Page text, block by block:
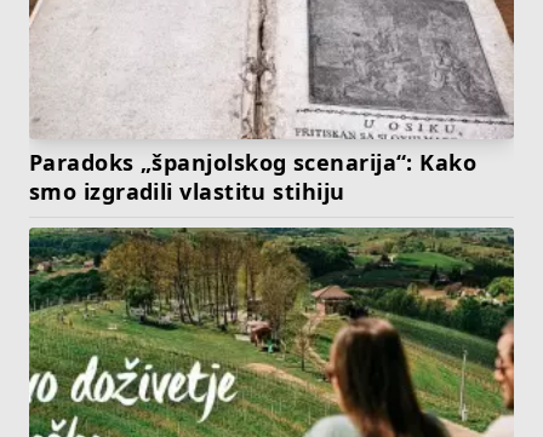
Paradoks „španjolskog scenarija“: Kako
smo izgradili vlastitu stihiju